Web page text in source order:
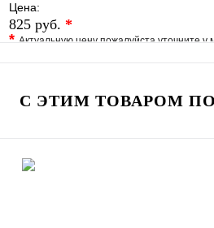
Цена:
825 руб. *
*Актуальную цену пожалуйста уточните у
В избранное
В
С ЭТИМ ТОВАРОМ